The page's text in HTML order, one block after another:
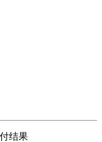
结果